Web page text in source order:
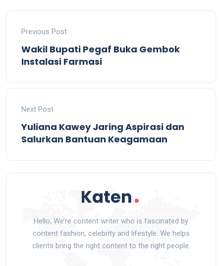
Previous Post
Wakil Bupati Pegaf Buka Gembok
Instalasi Farmasi
Next Post
Yuliana Kawey Jaring Aspirasi dan
Salurkan Bantuan Keagamaan
Hello, We’re content writer who is fascinated by
content fashion, celebrity and lifestyle. We helps
clients bring the right content to the right people.